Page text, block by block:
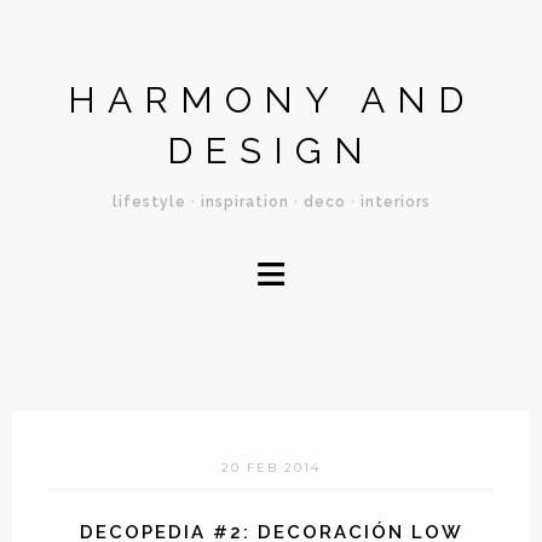
HARMONY AND
DESIGN
lifestyle · inspiration · deco · interiors
≡
20 FEB 2014
DECOPEDIA #2: DECORACIÓN LOW